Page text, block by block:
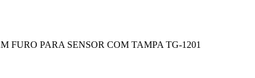
FURO PARA SENSOR COM TAMPA TG-1201